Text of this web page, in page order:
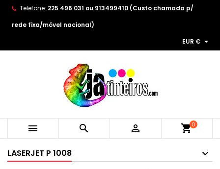
Telefone: 225 496 031 ou 913499410 (Custo chamada p/
rede fixa/móvel nacional)
EUR € 
   shopping_cart0
LASERJET P 1008
As minhas listas de desejos ×
((modalTitle)) ×
((cancelText)) ((modalDeleteText))
Create wishlist ×
Wishlist name
Cancelar Create wishlist
Entrar ×
You need to be logged in to save products in your
wishlist.
Cancelar